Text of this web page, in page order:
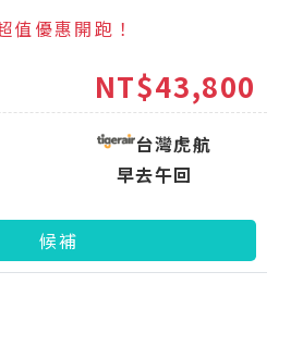
值優惠開跑！
台灣虎航
早去午回
NT$43,800
候補